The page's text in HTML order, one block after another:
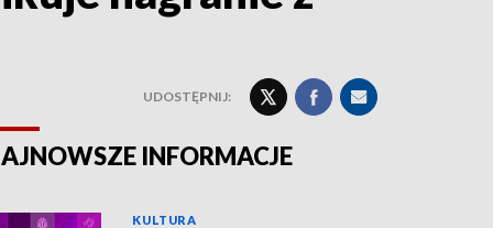
UDOSTĘPNIJ:
INFORMACJE
KULTURA